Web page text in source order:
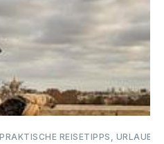
REISETIPPS,